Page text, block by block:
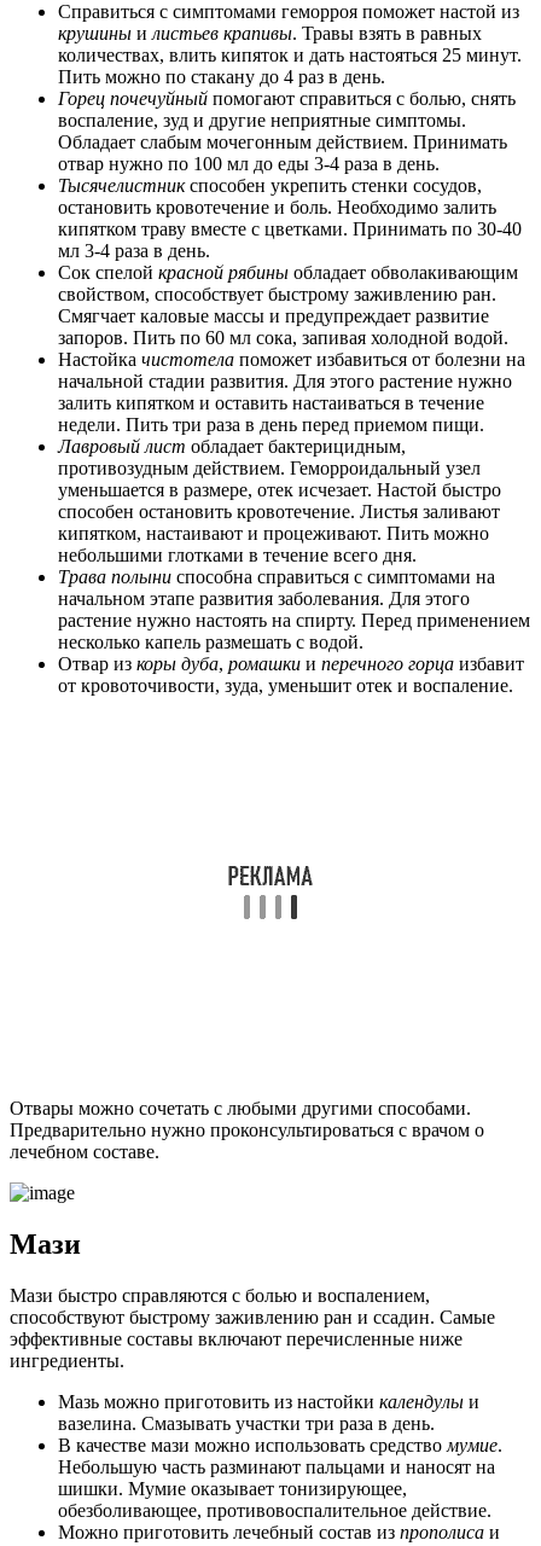
Справиться с симптомами геморроя поможет настой из
крушины илистьев крапивы. Травы взять в равных
количествах, влить кипяток и дать настояться 25 минут.
Пить можно по стакану до 4 раз в день.
Горец почечуйный помогают справиться с болью, снять
воспаление, зуд и другие неприятные симптомы.
Обладает слабым мочегонным действием. Принимать
отвар нужно по 100 мл до еды 3-4 раза в день.
Тысячелистникспособен укрепить стенки сосудов,
остановить кровотечение и боль. Необходимо залить
кипятком траву вместе с цветками. Принимать по 30-40
мл 3-4 раза в день.
Сок спелой красной рябины обладает обволакивающим
свойством, способствует быстрому заживлению ран.
Смягчает каловые массы и предупреждает развитие
запоров. Пить по 60 мл сока, запивая холодной водой.
Настойка чистотела поможет избавиться от болезни на
начальной стадии развития. Для этого растение нужно
залить кипятком и оставить настаиваться в течение
недели. Пить три раза в день перед приемом пищи.
Лавровый лист обладает бактерицидным,
противозудным действием. Геморроидальный узел
уменьшается в размере, отек исчезает. Настой быстро
способен остановить кровотечение. Листья заливают
кипятком, настаивают и процеживают. Пить можно
небольшими глотками в течение всего дня.
Трава полыни способна справиться с симптомами на
начальном этапе развития заболевания. Для этого
растение нужно настоять на спирту. Перед применением
несколько капель размешать с водой.
Отвар из коры дуба, ромашки и перечного горца избавит
от кровоточивости, зуда, уменьшит отек и воспаление.
Отвары можно сочетать с любыми другими способами.
Предварительно нужно проконсультироваться с врачом о
лечебном составе.
Мази
Мази быстро справляются с болью и воспалением,
способствуют быстрому заживлению ран и ссадин. Самые
эффективные составы включают перечисленные ниже
ингредиенты.
Мазь можно приготовить из настойки календулы и
вазелина. Смазывать участки три раза в день.
В качестве мази можно использовать средство мумие.
Небольшую часть разминают пальцами и наносят на
шишки. Мумие оказывает тонизирующее,
обезболивающее, противовоспалительное действие.
Можно приготовить лечебный состав из прополиса и